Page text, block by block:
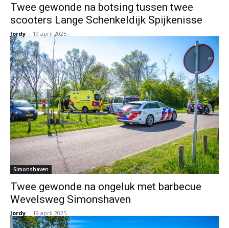
Twee gewonde na botsing tussen twee
scooters Lange Schenkeldijk Spijkenisse
Jordy - 19 april 2025
Simonshaven
Twee gewonde na ongeluk met barbecue
Wevelsweg Simonshaven
Jordy - 19 april 2025